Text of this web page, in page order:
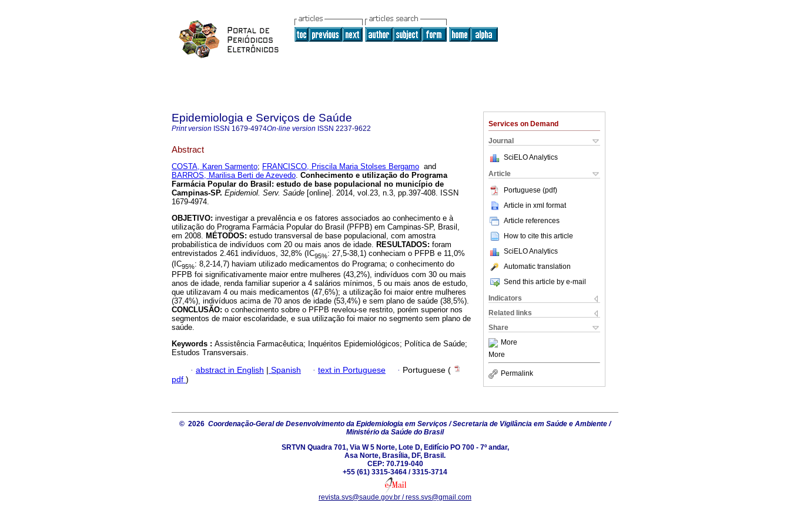
Services on Demand
Journal
SciELO Analytics
Article
Portuguese (pdf)
Article in xml format
Article references
How to cite this article
SciELO Analytics
Automatic translation
Send this article by e-mail
Indicators
Related links
Share
More
More
Permalink
Epidemiologia e Serviços de Saúde
Print version ISSN 1679-4974On-line version ISSN 2237-9622
Abstract
COSTA, Karen Sarmento; FRANCISCO, Priscila Maria Stolses Bergamo and
BARROS, Marilisa Berti de Azevedo. Conhecimento e utilização do Programa
Farmácia Popular do Brasil : estudo de base populacional no município de
Campinas-SP. Epidemiol. Serv. Saúde [online]. 2014, vol.23, n.3, pp.397-408. ISSN
1679-4974.
OBJETIVO: investigar a prevalência e os fatores associados ao conhecimento e à
utilização do Programa Farmácia Popular do Brasil (PFPB) em Campinas-SP, Brasil,
em 2008. MÉTODOS: estudo transversal de base populacional, com amostra
probabilística de indivíduos com 20 ou mais anos de idade. RESULTADOS: foram
entrevistados 2.461 indivíduos, 32,8% (IC95%: 27,5-38,1) conheciam o PFPB e 11,0%
(IC95%: 8,2-14,7) haviam utilizado medicamentos do Programa; o conhecimento do
PFPB foi significativamente maior entre mulheres (43,2%), indivíduos com 30 ou mais
anos de idade, renda familiar superior a 4 salários mínimos, 5 ou mais anos de estudo,
que utilizavam 4 ou mais medicamentos (47,6%); a utilização foi maior entre mulheres
(37,4%), indivíduos acima de 70 anos de idade (53,4%) e sem plano de saúde (38,5%).
CONCLUSÃO: o conhecimento sobre o PFPB revelou-se restrito, porém superior nos
segmentos de maior escolaridade, e sua utilização foi maior no segmento sem plano de
saúde.
Keywords : Assistência Farmacêutica; Inquéritos Epidemiológicos; Política de Saúde;
Estudos Transversais.
· abstract in English Spanish · text in Portuguese · Portuguese (
pdf )
© 2026 Coordenação-Geral de Desenvolvimento da Epidemiologia em Serviços / Secretaria de Vigilância em Saúde e Ambiente /
Ministério da Saúde do Brasil
SRTVN Quadra 701, Via W 5 Norte, Lote D, Edifício PO 700 - 7º andar,
Asa Norte, Brasília, DF, Brasil.
CEP: 70.719-040
+55 (61) 3315-3464 / 3315-3714
revista.svs@saude.gov.br / ress.svs@gmail.com